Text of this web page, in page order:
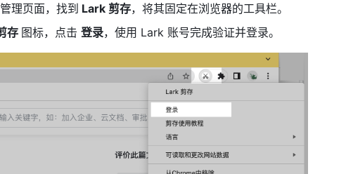
理页面，找到 Lark 剪存，将其固定在浏览器的工具栏。
存 图标，点击 登录，使用 Lark 账号完成验证并登录。